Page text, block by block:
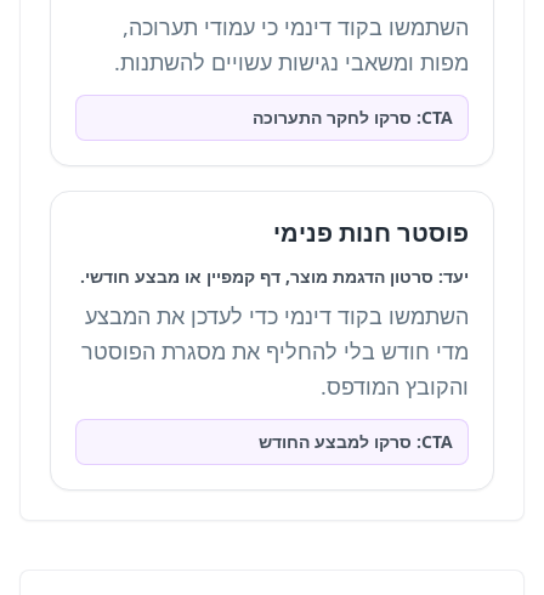
השתמשו בקוד דינמי כי עמודי תערוכה,
מפות ומשאבי נגישות עשויים להשתנות.
CTA: סרקו לחקר התערוכה
פוסטר חנות פנימי
יעד: סרטון הדגמת מוצר, דף קמפיין או מבצע חודשי.
השתמשו בקוד דינמי כדי לעדכן את המבצע
מדי חודש בלי להחליף את מסגרת הפוסטר
והקובץ המודפס.
CTA: סרקו למבצע החודש